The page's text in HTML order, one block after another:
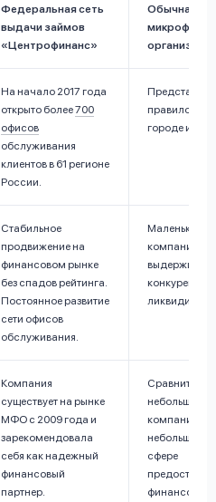
Федеральная сеть
выдачи займов
«Центрофинанс»
Обычная
На начало 2017 года
открыто более700
офисов
обслуживания
клиентов в 61 регионе
России.
правило, в
городе или
Стабильное
продвижение на
финансовом рынке
без спадов рейтинга.
Постоянное развитие
сети офисов
обслуживания.
Маленькие
компании не
конкуренции
Компания
существует на рынке
МФО с 2009 года и
зарекомендовала
себя как надежный
финансовый
партнер.
небольшой
компании, а
небольшой
сфере
финансовых